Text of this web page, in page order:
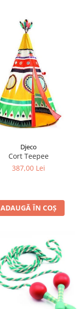
Djeco
Cort Teepee
387,00 Lei
ADAUGĂ ÎN COȘ